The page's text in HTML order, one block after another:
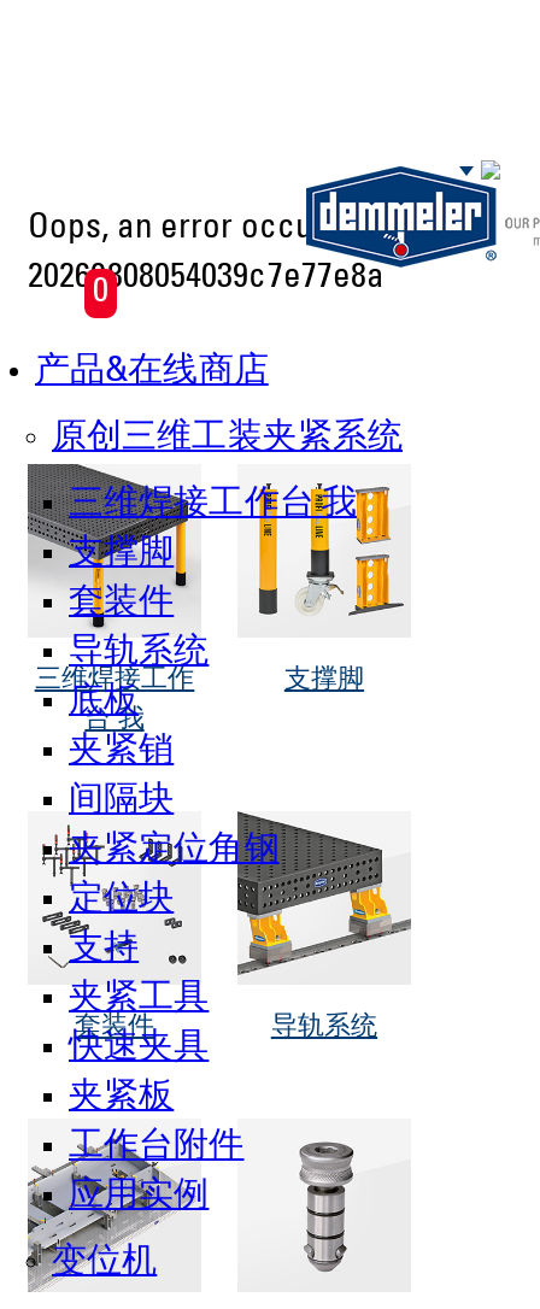
Skip to main content
0
产品&在线商店
原创三维工装夹紧系统
三维焊接工作台 我
支撑脚
套装件
导轨系统
底板
夹紧销
间隔块
夹紧定位角钢
定位块
支持
夹紧工具
快速夹具
夹紧板
工作台附件
应用实例
变位机
Oops, an error occurred! Code:
20260808054039c7e77e8a
三维焊接工作
台 我
支撑脚
套装件 导轨系统